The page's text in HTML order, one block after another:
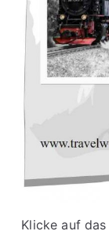
Klicke auf